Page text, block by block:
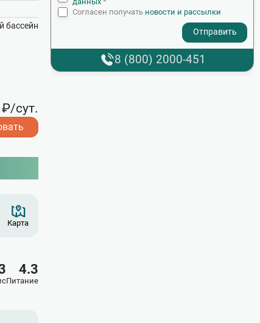
бассейн
₽/сут.
Карта
4.3
Питание
Согласен получать новости и рассылки
8 (800) 2000-451